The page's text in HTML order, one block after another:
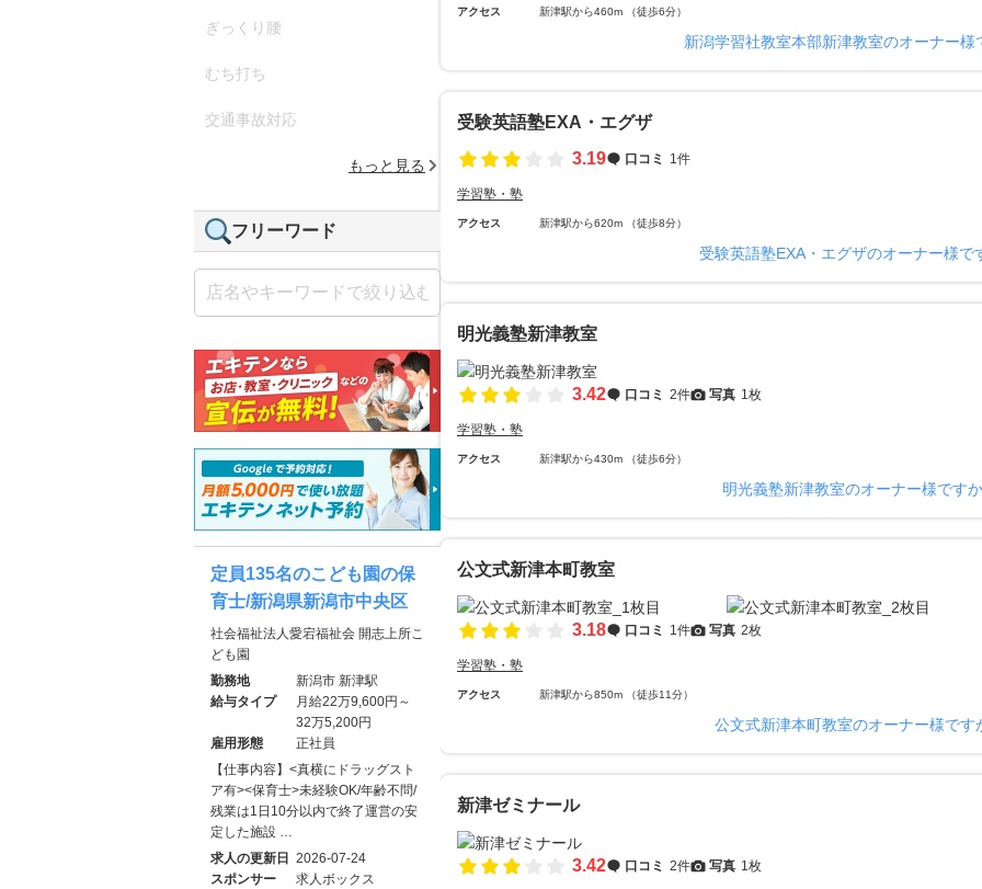
アクセス 新津駅から460m （徒歩6分）
新潟学習社教室本部新津教室のオーナー様
受験英語塾EXA・エグザ
3.19
口コミ 1件
学習塾・塾
アクセス 新津駅から620m （徒歩8分）
受験英語塾EXA・エグザのオーナー様で
明光義塾新津教室
3.42 口コミ 2件 写真 1枚
学習塾・塾
アクセス 新津駅から430m （徒歩6分）
明光義塾新津教室のオーナー様です
公文式新津本町教室
3.18 口コミ 1件 写真 2枚
学習塾・塾
アクセス 新津駅から850m （徒歩11分）
公文式新津本町教室のオーナー様です
新津ゼミナール
3.42 口コミ 2件 写真 1枚
ぎっくり腰
むち打ち
交通事故対応
もっと見る
フリーワード
定員135名のこども園の保
育士/新潟県新潟市中央区
社会福祉法人愛宕福祉会 開志上所こ
ども園
勤務地
新潟市 新津駅
給与タイプ
月給22万9,600円～
32万5,200円
雇用形態
正社員
【仕事内容】<真横にドラッグスト
ア有><保育士>未経験OK/年齢不問/
残業は1日10分以内で終了運営の安
定した施設 …
求人の更新日 2026-07-24
スポンサー
求人ボックス